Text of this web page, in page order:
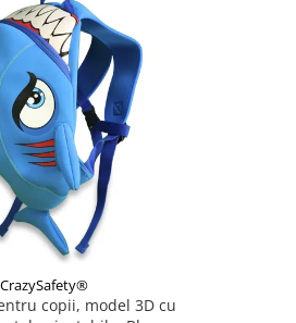
CrazySafety®
copii, model 3D cu